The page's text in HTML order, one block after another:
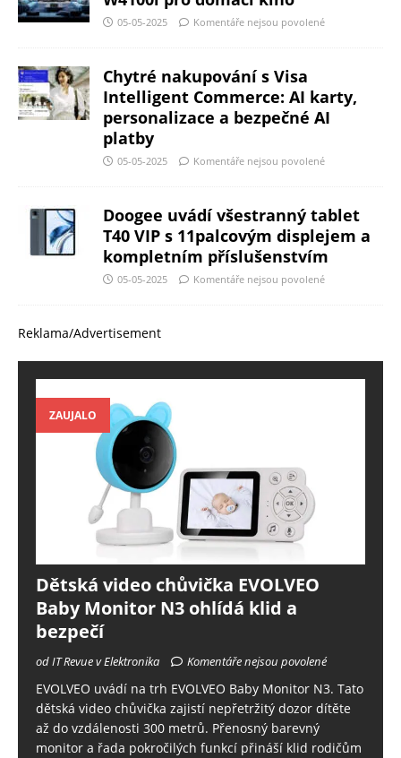
05-05-2025 Komentáře nejsou povolené
Chytré nakupování s Visa
Intelligent Commerce: AI karty,
personalizace a bezpečné AI
platby
05-05-2025 Komentáře nejsou povolené
Doogee uvádí všestranný tablet
T40 VIP s 11palcovým displejem a
kompletním příslušenstvím
05-05-2025 Komentáře nejsou povolené
Reklama/Advertisement
ZAUJALO
Dětská video chůvička EVOLVEO
Baby Monitor N3 ohlídá klid a
bezpečí
od IT Revue v Elektronika Komentáře nejsou povolené
EVOLVEO uvádí na trh EVOLVEO Baby Monitor N3. Tato
dětská video chůvička zajistí nepřetržitý dozor dítěte
až do vzdálenosti 300 metrů. Přenosný barevný
monitor a řada pokročilých funkcí přináší klid rodičům